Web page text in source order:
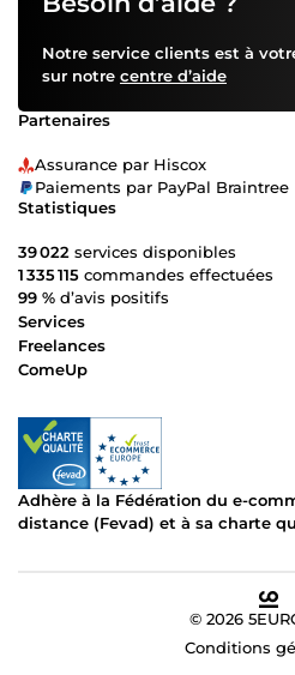
Notre service clients est à
sur notre centre d’aide
Partenaires
Assurance par Hiscox
Paiements par PayPal Braintree
Statistiques
39 022 services disponibles
1 335 115 commandes effectuées
99 % d’avis positifs
Services
Freelances
ComeUp
Adhère à la Fédération du e-
distance (Fevad) et à sa charte
© 2026
Conditions